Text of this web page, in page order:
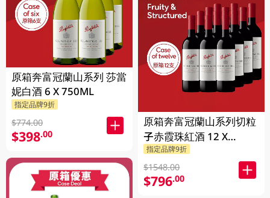
原箱奔富冠蘭山系列 莎當
妮白酒 6 X 750ML
指定品牌9折
$774.00
$398.00
原箱奔富冠蘭山系列切粒
子赤霞珠紅酒 12 X
750ML
指定品牌9折
$1548.00
$796.00